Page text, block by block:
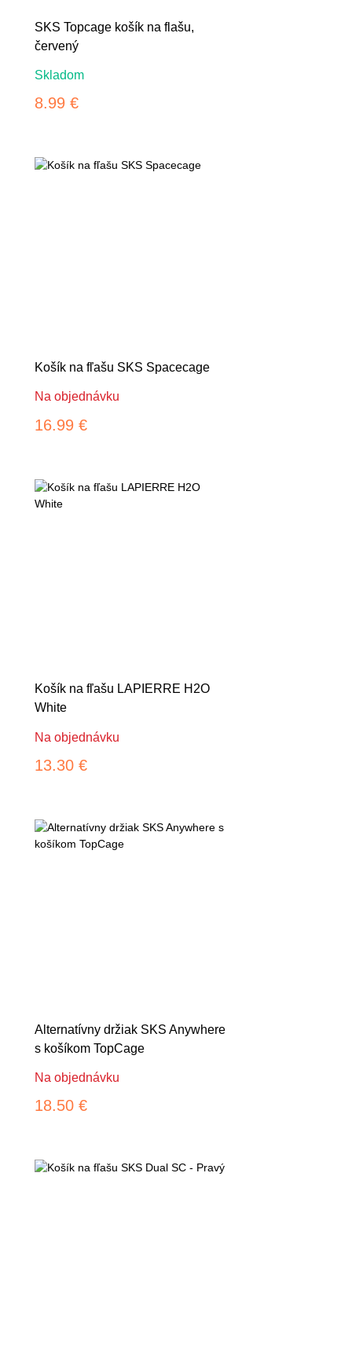
SKS Topcage košík na flašu,
červený
Skladom
8.99 €
Košík na fľašu SKS Spacecage
Na objednávku
16.99 €
Košík na fľašu LAPIERRE H2O
White
Na objednávku
13.30 €
Alternatívny držiak SKS Anywhere
s košíkom TopCage
Na objednávku
18.50 €